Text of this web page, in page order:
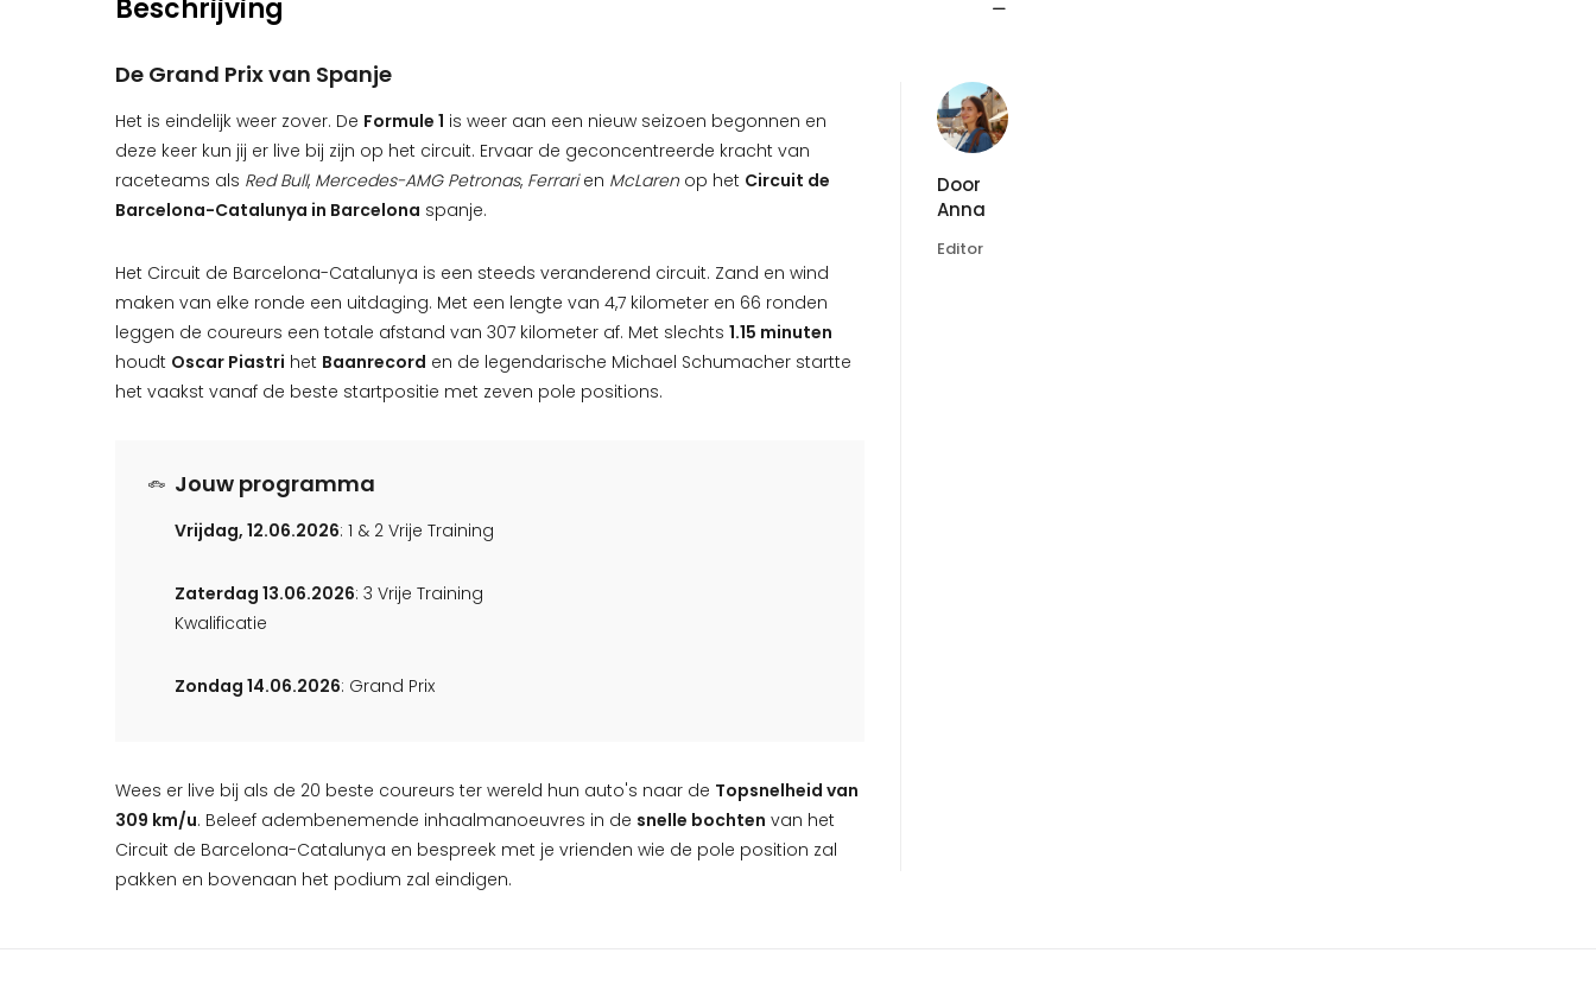
Beschrijving
De Grand Prix van Spanje
Het is eindelijk weer zover. De Formule 1 is weer aan een nieuw seizoen begonnen en
deze keer kun jij er live bij zijn op het circuit. Ervaar de geconcentreerde kracht van
raceteams als Red Bull, Mercedes-AMG Petronas, Ferrarien McLaren op het Circuit de
Barcelona-Catalunya in Barcelona spanje.
Het Circuit de Barcelona-Catalunya is een steeds veranderend circuit. Zand en wind
maken van elke ronde een uitdaging. Met een lengte van 4,7 kilometer en 66 ronden
leggen de coureurs een totale afstand van 307 kilometer af. Met slechts 1.15 minuten
houdt Oscar Piastri het Baanrecord en de legendarische Michael Schumacher startte
het vaakst vanaf de beste startpositie met zeven pole positions.
Jouw programma
Vrijdag, 12.06.2026: 1 & 2 Vrije Training
Zaterdag 13.06.2026: 3 Vrije Training
Kwalificatie
Zondag 14.06.2026: Grand Prix
Wees er live bij als de 20 beste coureurs ter wereld hun auto's naar de Topsnelheid van
309 km/u. Beleef adembenemende inhaalmanoeuvres in de snelle bochten van het
Circuit de Barcelona-Catalunya en bespreek met je vrienden wie de pole position zal
pakken en bovenaan het podium zal eindigen.
Door
Anna
Editor